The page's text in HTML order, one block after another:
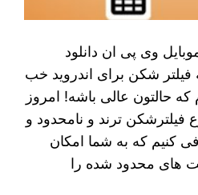
وی پی ان دانلود
فیلتر شکن برای اندروید خب
حالتون عالی باشه! امروز
فیلترشکن ترند و نامحدود و
کنیم که به شما امکان
های محدود شده را